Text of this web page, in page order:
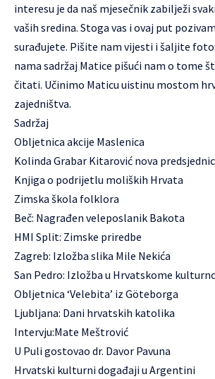
interesu je da naš mjesečnik zabilježi
vaših sredina. Stoga vas i ovaj put
surađujete. Pišite nam vijesti i šaljite
nama sadržaj Matice pišući nam o tome
čitati. Učinimo Maticu uistinu mostom
zajedništva.
Sadržaj
Obljetnica akcije Maslenica
Kolinda Grabar Kitarović nova
Knjiga o podrijetlu moliških Hrvata
Zimska škola folklora
Beč: Nagrađen veleposlanik Bakota
HMI Split: Zimske priredbe
Zagreb: Izložba slika Mile Nekića
San Pedro: Izložba u Hrvatskome
Obljetnica ‘Velebita’ iz Göteborga
Ljubljana: Dani hrvatskih katolika
Intervju:Mate Meštrović
U Puli gostovao dr. Davor Pavuna
Hrvatski kulturni događaji u Argentini